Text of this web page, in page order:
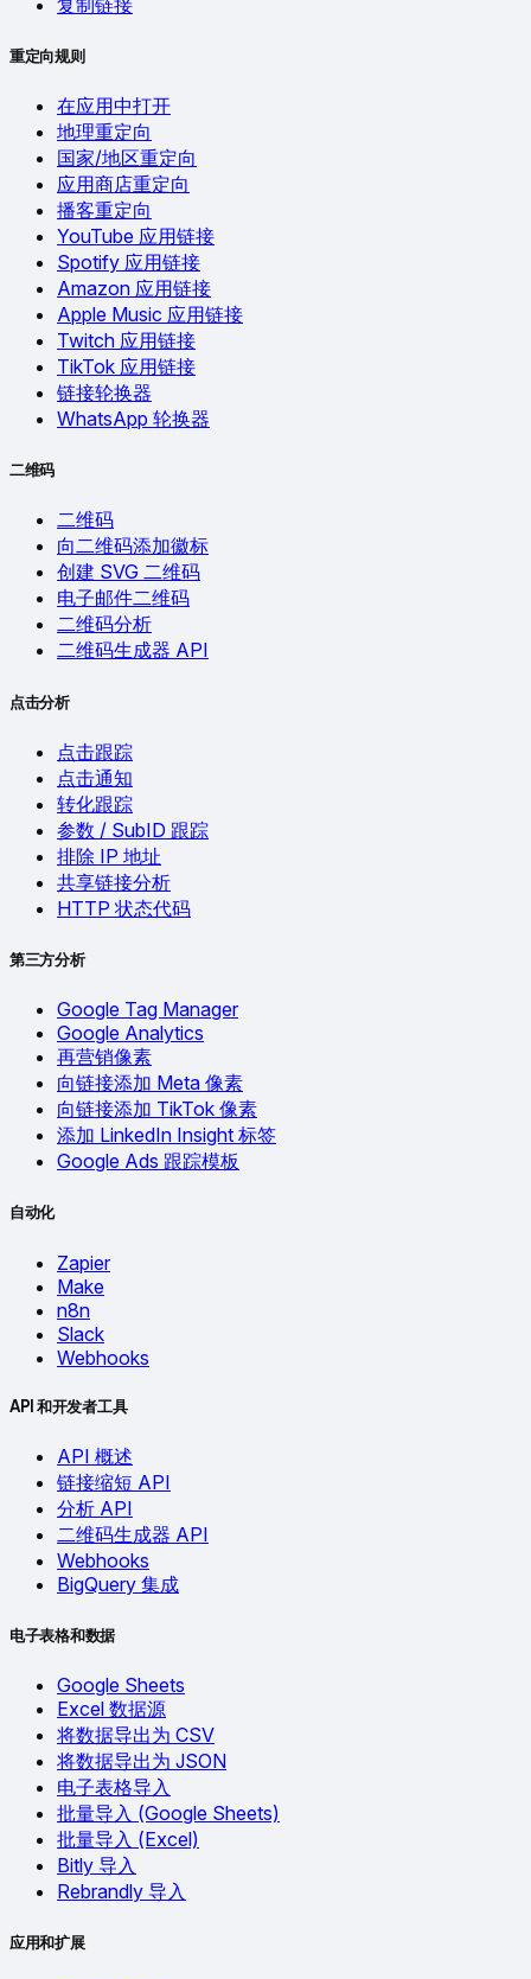
重定向规则
在应用中打开
地理重定向
国家/地区重定向
应用商店重定向
播客重定向
YouTube 应用链接
Spotify 应用链接
Amazon 应用链接
Apple Music 应用链接
Twitch 应用链接
TikTok 应用链接
链接轮换器
WhatsApp 轮换器
二维码
二维码
向二维码添加徽标
创建 SVG 二维码
电子邮件二维码
二维码分析
二维码生成器 API
点击分析
点击跟踪
点击通知
转化跟踪
参数 / SubID 跟踪
排除 IP 地址
共享链接分析
HTTP 状态代码
第三方分析
Google Tag Manager
Google Analytics
再营销像素
向链接添加 Meta 像素
向链接添加 TikTok 像素
添加 LinkedIn Insight 标签
Google Ads 跟踪模板
自动化
Zapier
Make
n8n
Slack
Webhooks
API 和开发者工具
API 概述
链接缩短 API
分析 API
二维码生成器 API
Webhooks
BigQuery 集成
电子表格和数据
Google Sheets
Excel 数据源
将数据导出为 CSV
将数据导出为 JSON
电子表格导入
批量导入 (Google Sheets)
批量导入 (Excel)
Bitly 导入
Rebrandly 导入
应用和扩展